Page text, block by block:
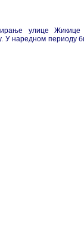
улице Жикице
У наредном периоду